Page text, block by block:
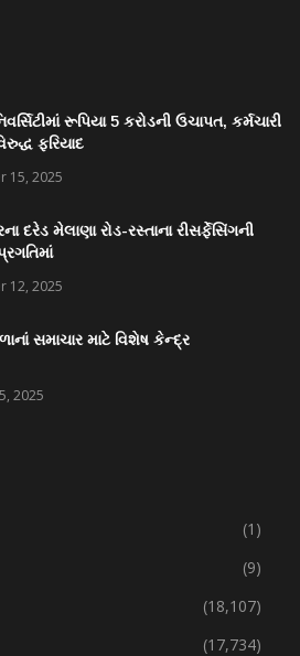
રૂપિયા 5 કરોડની ઉચાપત, કર્મચારી
ફરિયાદ
15, 2025
દરેડ મેલાણા રોડ-રસ્તાના રીસર્ફેસિંગની
12, 2025
સમાચાર માટે વિશેષ કેન્દ્ર
2025
(1)
(9)
(18,107)
(17,734)